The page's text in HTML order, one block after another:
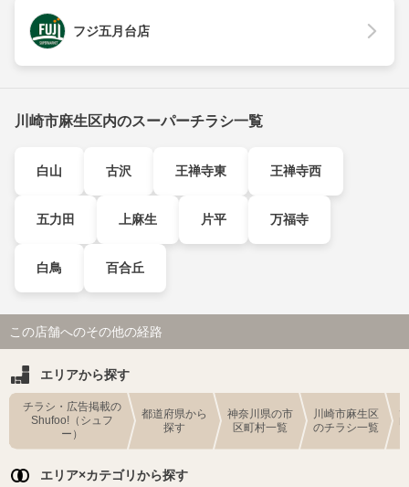
フジ五月台店
川崎市麻生区内のスーパーチラシ一覧
白山 古沢 王禅寺東 王禅寺西
五力田 上麻生 片平 万福寺
白鳥 百合丘
この店舗へのその他の経路
エリアから探す
チラシ・広告掲載の
Shufoo!（シュフ
ー）
都道府県から
探す
神奈川県の市
区町村一覧
川崎市麻生区
のチラシ一覧
エリア×カテゴリから探す